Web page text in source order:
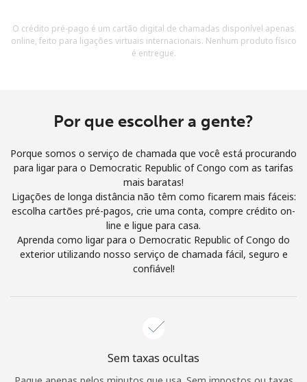
Entre
Olá!
Entre ouCADASTRE-SE AGORA →
O crédito pré-pago é um cartão digital de chamadas disponível apenas
online, feito para ligações virtuais internacionais. Nenhum produto físico
é entregue.
Por que escolher a gente?
Porque somos o serviço de chamada que você está procurando
para ligar para o Democratic Republic of Congo com as tarifas
mais baratas!
Ligações de longa distância não têm como ficarem mais fáceis:
escolha cartões pré-pagos, crie uma conta, compre crédito on-
line e ligue para casa.
Aprenda como ligar para o Democratic Republic of Congo do
exterior utilizando nosso serviço de chamada fácil, seguro e
confiável!
Sem taxas ocultas